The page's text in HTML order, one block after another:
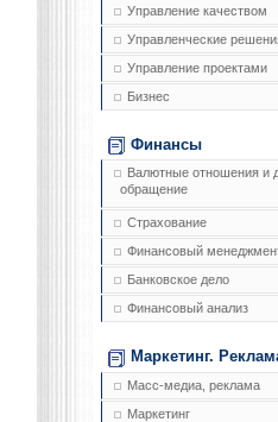
Управление качеством
Управленческие
Управление проектами
Бизнес
Финансы
Валютные отношения и
обращение
Страхование
Финансовый
Банковское дело
Финансовый анализ
Маркетинг.
Масс-медиа, реклама
Маркетинг